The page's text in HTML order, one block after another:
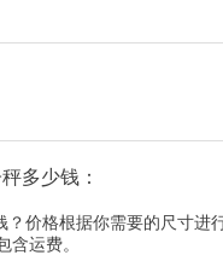
多少钱：
格根据你需要的尺寸进行
含运费。